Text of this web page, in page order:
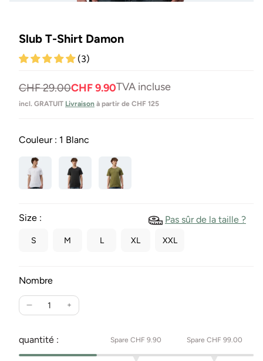
Slub T-Shirt Damon
(3)
Prix
CHF 29.00
Prix
CHF 9.90TVA incluse
incl. GRATUIT Livraison à partir de CHF 125
Couleur : 1 Blanc
Size : Pas sûr de la taille ?
S M L XL XXL
Nombre
Réduire
quantité
pour
Augmente
quantité : Spare CHF 9.90 Spare CHF 99.00